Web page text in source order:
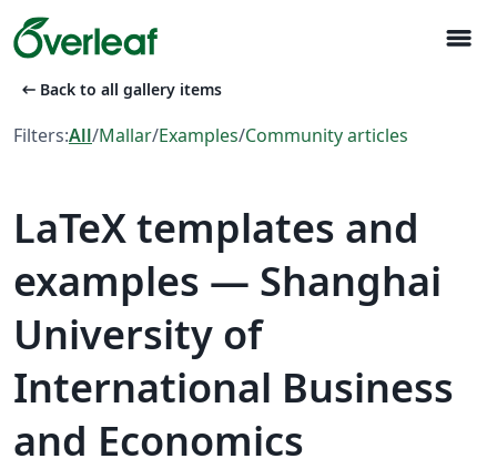
menu
arrow_left_alt Back to all gallery items
Filters:All/Mallar/Examples/Community articles
LaTeX templates and
examples — Shanghai
University of
International Business
and Economics